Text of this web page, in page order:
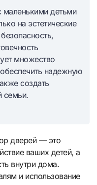
детьми
на эстетические
множество
надежную
создать
семьи.
дверей — это
ваших детей, а
внутри дома.
и использование